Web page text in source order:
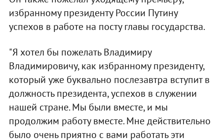
избранному президенту России Путину
успехов в работе на посту главы государства.
"Я хотел бы пожелать Владимиру
Владимировичу, как избранному президенту,
который уже буквально послезавтра вступит в
должность президента, успехов в служении
нашей стране. Мы были вместе, и мы
продолжим работу вместе. Мне действительно
было очень приятно с вами работать эти